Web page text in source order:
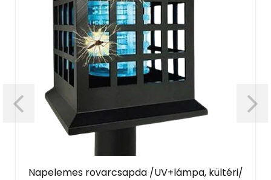
Napelemes rovarcsapda /UV+lámpa, kültéri/